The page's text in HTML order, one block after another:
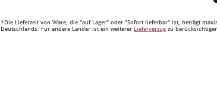
*Die Lieferzeit von Ware, die "auf Lager" oder "Sofort lieferbar" ist, beträgt
Deutschlands. Für andere Länder ist ein weiterer Lieferverzug zu berücksichtigen.